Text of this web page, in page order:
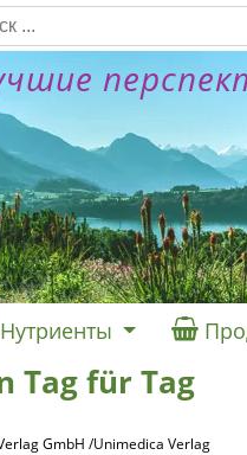
Нутриенты
Tag für Tag
GmbH /Unimedica Verlag